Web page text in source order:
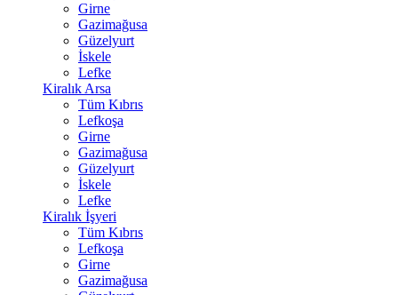
Girne
Gazimağusa
Güzelyurt
İskele
Lefke
Kiralık Arsa
Tüm Kıbrıs
Lefkoşa
Girne
Gazimağusa
Güzelyurt
İskele
Lefke
Kiralık İşyeri
Tüm Kıbrıs
Lefkoşa
Girne
Gazimağusa